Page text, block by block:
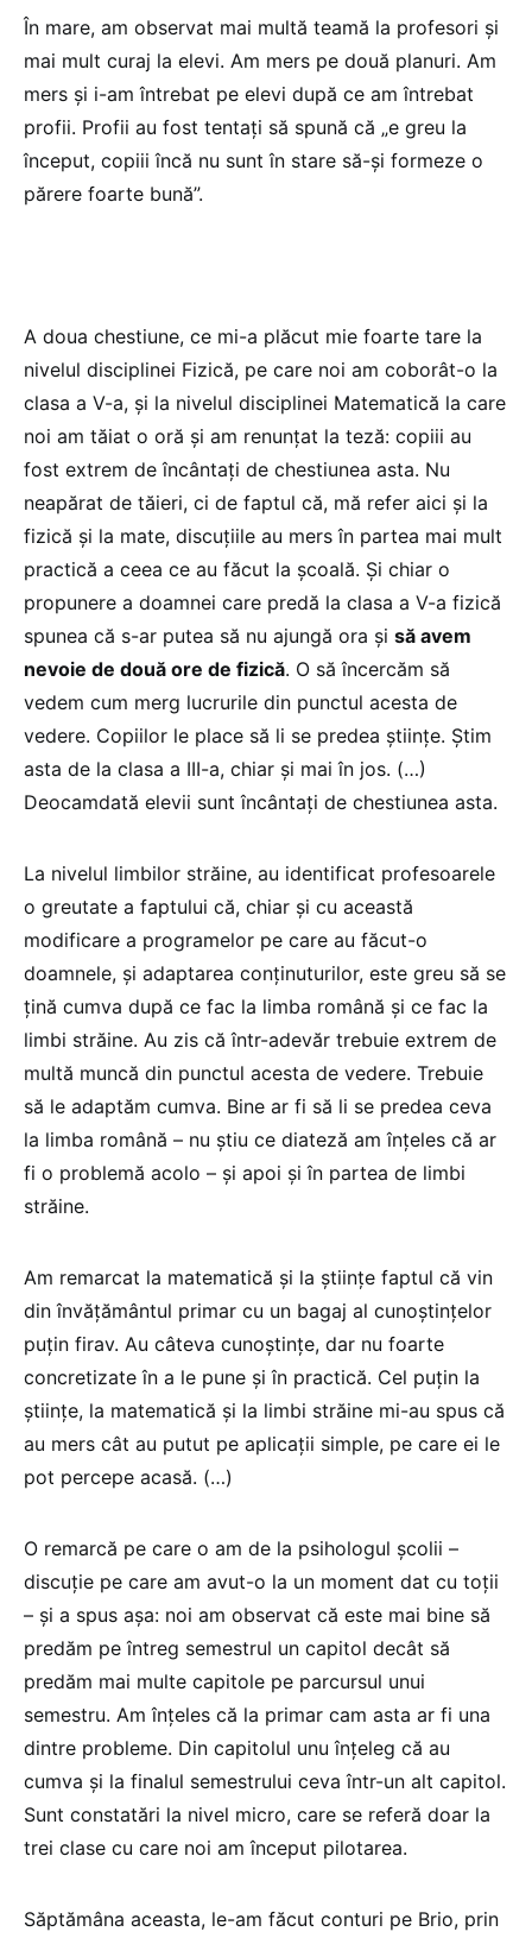
În mare, am observat mai multă teamă la profesori și
mai mult curaj la elevi. Am mers pe două planuri. Am
mers și i-am întrebat pe elevi după ce am întrebat
profii. Profii au fost tentați să spună că „e greu la
început, copiii încă nu sunt în stare să-și formeze o
părere foarte bună”.
A doua chestiune, ce mi-a plăcut mie foarte tare la
nivelul disciplinei Fizică, pe care noi am coborât-o la
clasa a V-a, și la nivelul disciplinei Matematică la care
noi am tăiat o oră și am renunțat la teză: copiii au
fost extrem de încântați de chestiunea asta. Nu
neapărat de tăieri, ci de faptul că, mă refer aici și la
fizică și la mate, discuțiile au mers în partea mai mult
practică a ceea ce au făcut la școală. Și chiar o
propunere a doamnei care predă la clasa a V-a fizică
spunea că s-ar putea să nu ajungă ora și să avem
nevoie de două ore de fizică. O să încercăm să
vedem cum merg lucrurile din punctul acesta de
vedere. Copiilor le place să li se predea științe. Știm
asta de la clasa a III-a, chiar și mai în jos. (…)
Deocamdată elevii sunt încântați de chestiunea asta.
La nivelul limbilor străine, au identificat profesoarele
o greutate a faptului că, chiar și cu această
modificare a programelor pe care au făcut-o
doamnele, și adaptarea conținuturilor, este greu să se
țină cumva după ce fac la limba română și ce fac la
limbi străine. Au zis că într-adevăr trebuie extrem de
multă muncă din punctul acesta de vedere. Trebuie
să le adaptăm cumva. Bine ar fi să li se predea ceva
la limba română – nu știu ce diateză am înțeles că ar
fi o problemă acolo – și apoi și în partea de limbi
străine.
Am remarcat la matematică și la științe faptul că vin
din învățământul primar cu un bagaj al cunoștințelor
puțin firav. Au câteva cunoștințe, dar nu foarte
concretizate în a le pune și în practică. Cel puțin la
științe, la matematică și la limbi străine mi-au spus că
au mers cât au putut pe aplicații simple, pe care ei le
pot percepe acasă. (…)
O remarcă pe care o am de la psihologul școlii –
discuție pe care am avut-o la un moment dat cu toții
– și a spus așa: noi am observat că este mai bine să
predăm pe întreg semestrul un capitol decât să
predăm mai multe capitole pe parcursul unui
semestru. Am înțeles că la primar cam asta ar fi una
dintre probleme. Din capitolul unu înțeleg că au
cumva și la finalul semestrului ceva într-un alt capitol.
Sunt constatări la nivel micro, care se referă doar la
trei clase cu care noi am început pilotarea.
Săptămâna aceasta, le-am făcut conturi pe Brio, prin